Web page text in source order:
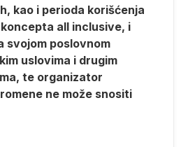
kao i perioda korišćenja
all inclusive, i
svojom poslovnom
uslovima i drugim
te organizator
ne može snositi